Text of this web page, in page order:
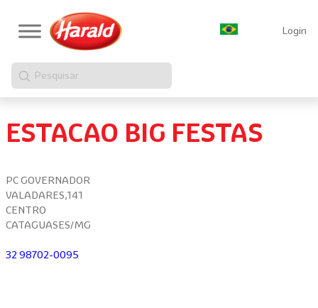
Login
Pesquisar
ESTACAO BIG FESTAS
PC GOVERNADOR
VALADARES,141
CENTRO
CATAGUASES/MG
32 98702-0095